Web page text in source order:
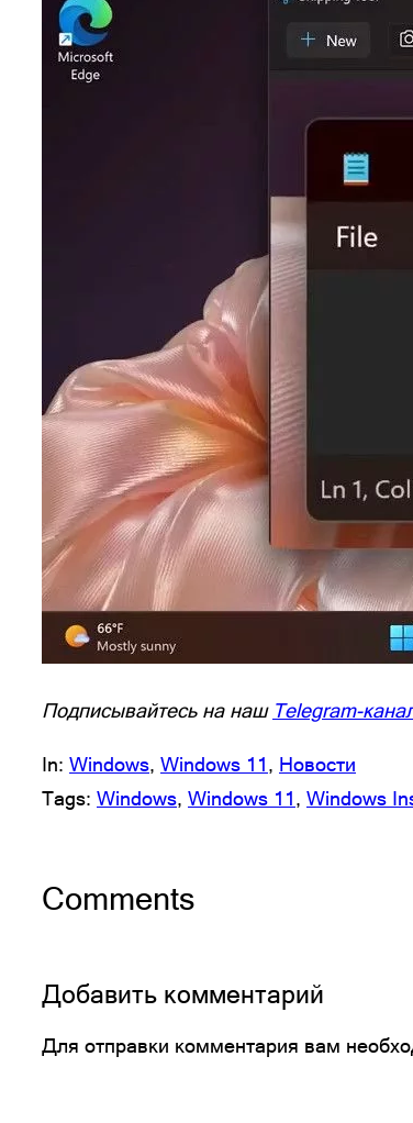
Подписывайтесь на наш Telegram-
In: Windows, Windows 11, Новости
Tags: Windows, Windows 11, Windows
Comments
Добавить комментарий
Для отправки комментария вам